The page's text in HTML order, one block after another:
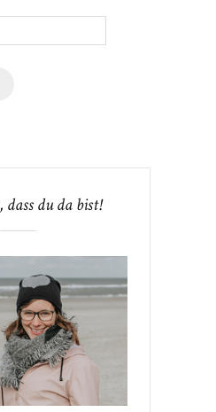
dass du da bist!